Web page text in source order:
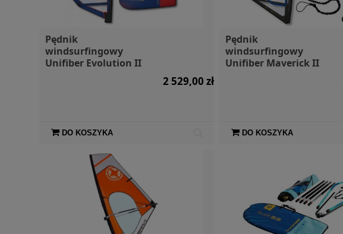
Pędnik
windsurfingowy
Unifiber Evolution II
2 529,00 zł
DO KOSZYKA
Pędnik
windsurfingowy
Unifiber Maverick II
DO KOSZYKA